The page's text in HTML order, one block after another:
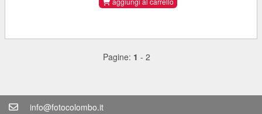
Pagine: 1 - 2
info@fotocolombo.it